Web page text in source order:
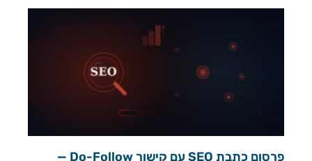
פרסום כתבת SEO עם קישור Do-Follow —